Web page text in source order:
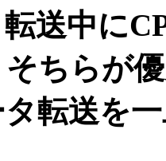
送中に
ちらが
転送を